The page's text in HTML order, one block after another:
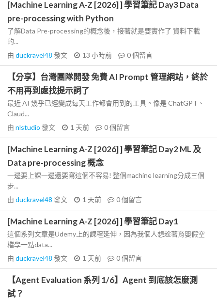
[Machine Learning A-Z [2026] ] 學習筆記 Day3 Data
pre-processing with Python
了解Data Pre-processing的概念後，接著就是要實作了 資料下載
的...
由 duckravel48 發文 13 小時前 0個留言
【分享】台灣團隊開發 免費 AI Prompt 管理網站，終於
不用再到處找提示詞了
最近 AI 幾乎已經變成每天工作都會用到的工具。像是 ChatGPT、
Claud...
由 nlstudio 發文 1 天前 0個留言
[Machine Learning A-Z [2026] ] 學習筆記 Day2 ML 及
Data pre-processing 概念
一邊要上課一邊還要寫這個不容易! 整個machine learning分成三個
步...
由 duckravel48 發文 1 天前 0個留言
[Machine Learning A-Z [2026] ] 學習筆記 Day1
這個系列文章是Udemy上的課程延伸，因為我個人想趁著育嬰假空
檔學一點data...
由 duckravel48 發文 1 天前 0個留言
【Agent Evaluation 系列 1/6】Agent 到底該怎麼測
試？